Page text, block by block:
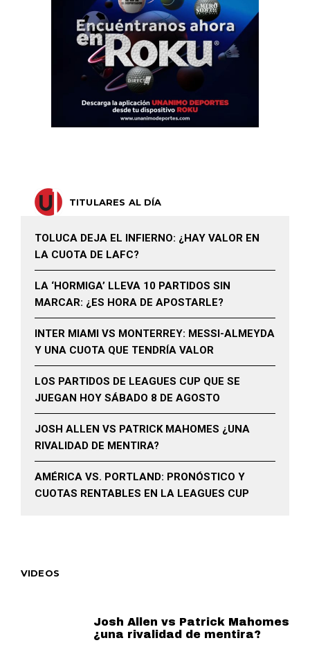
TITULARES AL DÍA
TOLUCA DEJA EL INFIERNO: ¿HAY VALOR EN
LA CUOTA DE LAFC?
LA ‘HORMIGA’ LLEVA 10 PARTIDOS SIN
MARCAR: ¿ES HORA DE APOSTARLE?
INTER MIAMI VS MONTERREY: MESSI-ALMEYDA
Y UNA CUOTA QUE TENDRÍA VALOR
LOS PARTIDOS DE LEAGUES CUP QUE SE
JUEGAN HOY SÁBADO 8 DE AGOSTO
JOSH ALLEN VS PATRICK MAHOMES ¿UNA
RIVALIDAD DE MENTIRA?
AMÉRICA VS. PORTLAND: PRONÓSTICO Y
CUOTAS RENTABLES EN LA LEAGUES CUP
VIDEOS
Josh Allen vs Patrick Mahomes
¿una rivalidad de mentira?